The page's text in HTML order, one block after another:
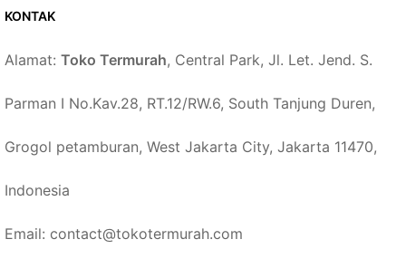
KONTAK
Alamat: Toko Termurah, Central Park, Jl. Let. Jend. S.
Parman I No.Kav.28, RT.12/RW.6, South Tanjung Duren,
Grogol petamburan, West Jakarta City, Jakarta 11470,
Indonesia
Email: contact@tokotermurah.com